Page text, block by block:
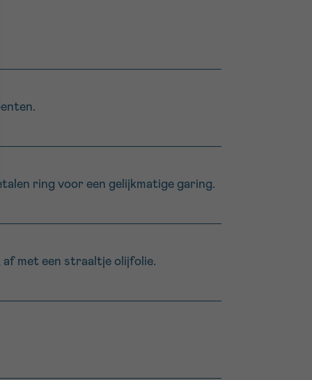
ring voor een gelijkmatige garing.
af met een straaltje olijfolie.